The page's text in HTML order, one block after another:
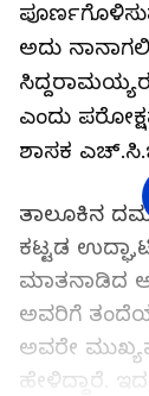
ಅದು
ಎಂದು
ಶಾಸಕ
ತಾಲೂಕಿನ
ಕಟ್ಟಡ
ಮಾತನಾಡಿದ
ಅವರಿಗೆ
ಅವರೇ
ಹೇಳಿದ್ದಾರೆ.